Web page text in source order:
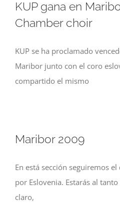
KUP gana en
Chamber choir
KUP se ha proclamado
Maribor junto con el coro
compartido el mismo
Maribor 2009
En está sección seguiremos
por Eslovenia. Estarás al
claro,